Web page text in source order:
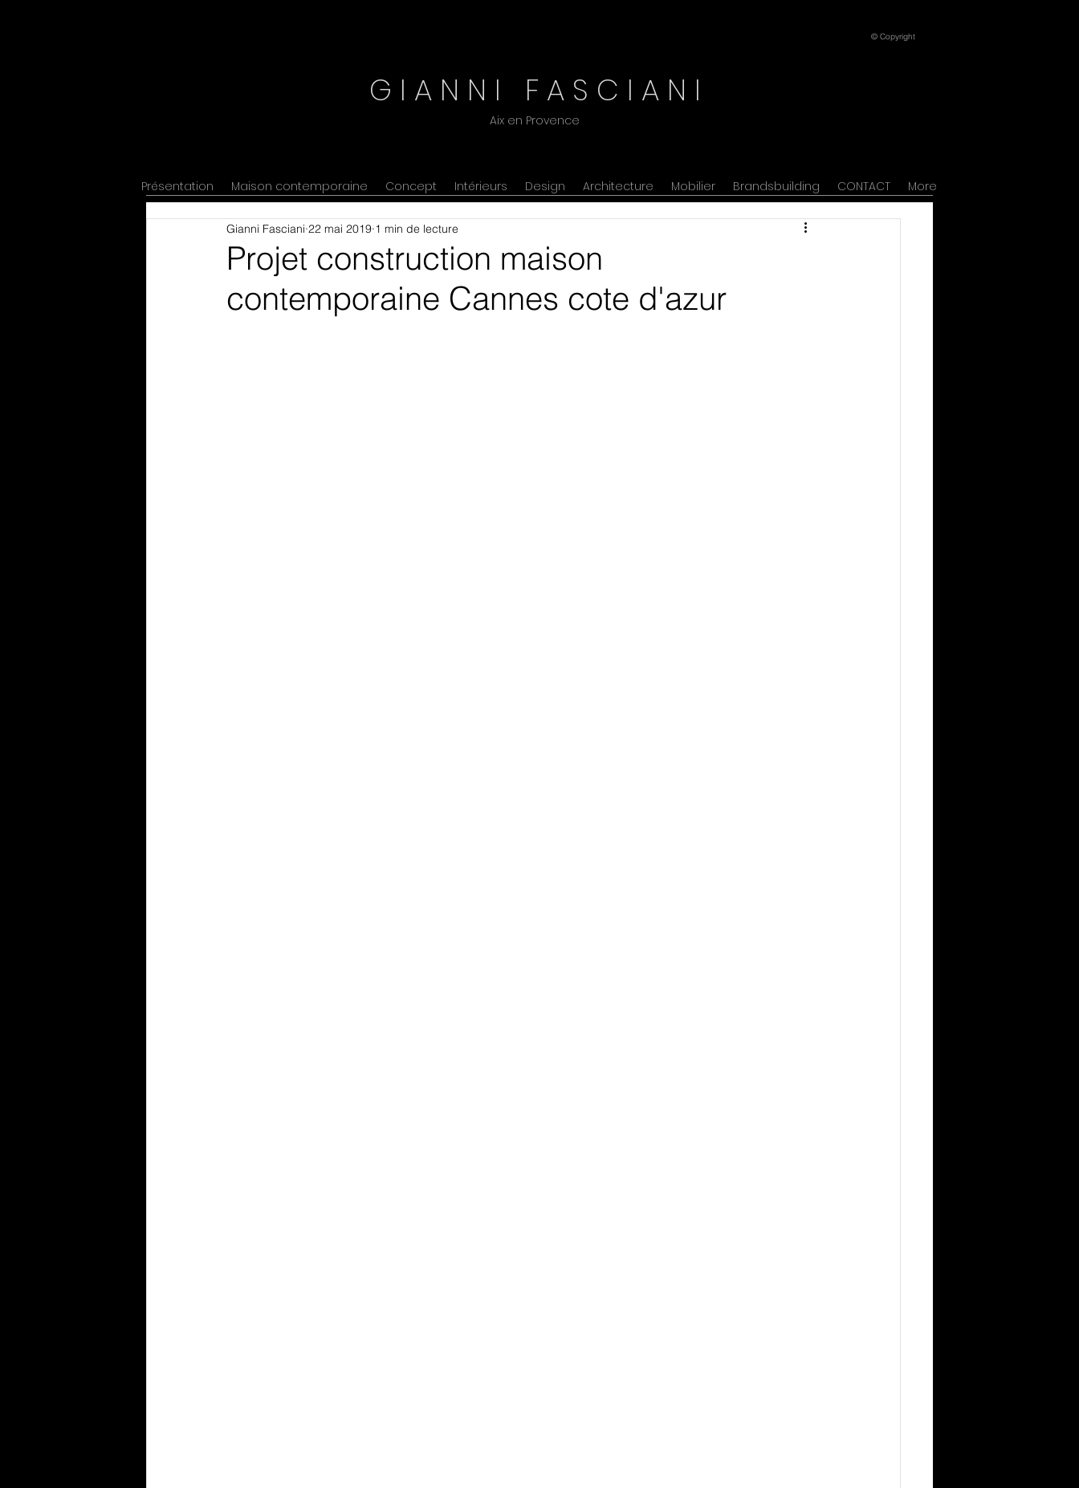
© Copyright
G I A N N I F A S C I A N I
Aix en Provence
Présentation Maison contemporaine Concept Intérieurs Design Architecture Mobilier Brandsbuilding CONTACT More
Projet construction maison
contemporaine Cannes cote d'azur
Gianni Fasciani 22 mai 2019 1 min de lecture